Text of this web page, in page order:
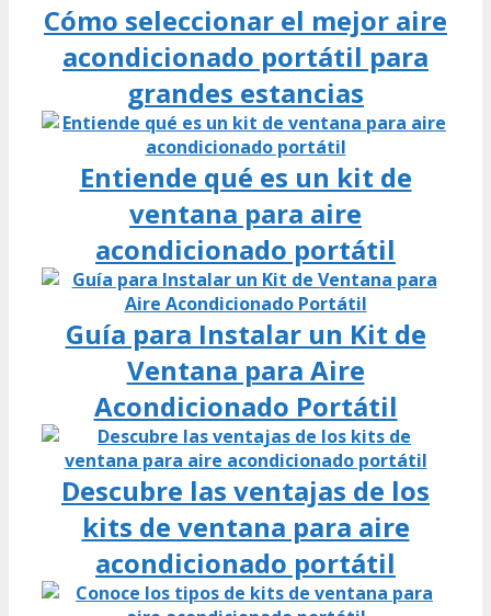
Cómo seleccionar el mejor aire
acondicionado portátil para
grandes estancias
Entiende qué es un kit de
ventana para aire
acondicionado portátil
Guía para Instalar un Kit de
Ventana para Aire
Acondicionado Portátil
Descubre las ventajas de los
kits de ventana para aire
acondicionado portátil